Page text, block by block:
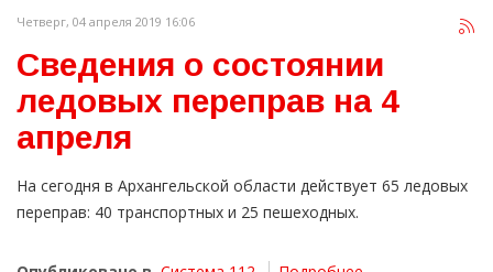
Четверг, 04 апреля 2019 16:06
Сведения о состоянии
ледовых переправ на 4
апреля
На сегодня в Архангельской области действует 65 ледовых
переправ: 40 транспортных и 25 пешеходных.